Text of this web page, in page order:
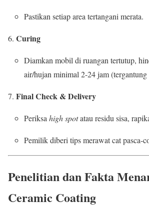
Pastikan setiap area tertangani merata.
Curing
Diamkan mobil di ruangan tertutup,
air/hujan minimal 2-24 jam
Final Check & Delivery
Periksa high spotatau residu sisa,
Pemilik diberi tips merawat cat pasca-
Penelitian dan Fakta
Ceramic Coating